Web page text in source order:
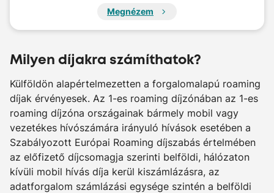
Megnézem
Milyen díjakra számíthatok?
Külföldön alapértelmezetten a forgalomalapú roaming
díjak érvényesek. Az 1-es roaming díjzónában az 1-es
roaming díjzóna országainak bármely mobil vagy
vezetékes hívószámára irányuló hívások esetében a
Szabályozott Európai Roaming díjszabás értelmében
az előfizető díjcsomagja szerinti belföldi, hálózaton
kívüli mobil hívás díja kerül kiszámlázásra, az
adatforgalom számlázási egysége szintén a belföldi